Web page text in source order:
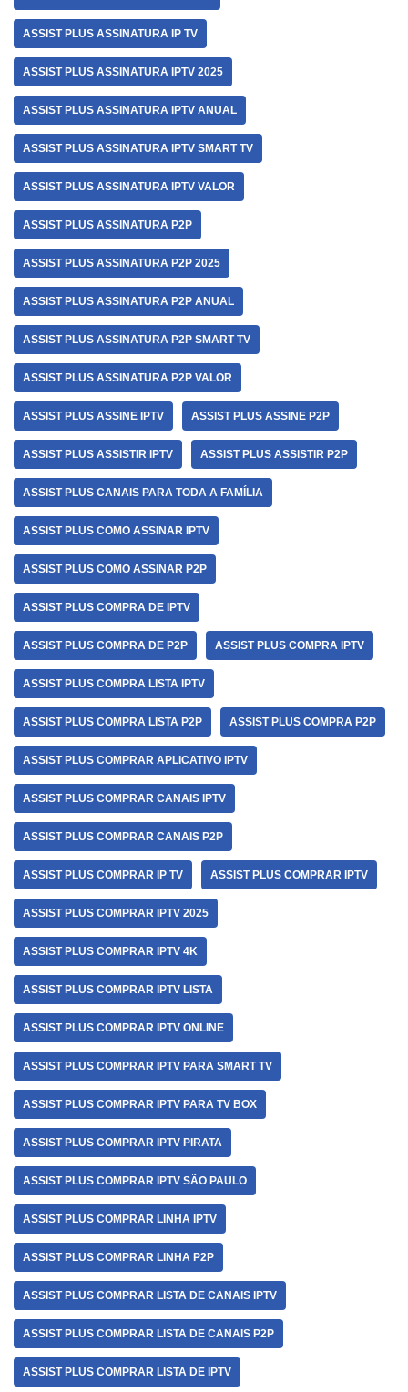
ASSIST PLUS ASSINATURA IP TV
ASSIST PLUS ASSINATURA IPTV 2025
ASSIST PLUS ASSINATURA IPTV ANUAL
ASSIST PLUS ASSINATURA IPTV SMART TV
ASSIST PLUS ASSINATURA IPTV VALOR
ASSIST PLUS ASSINATURA P2P
ASSIST PLUS ASSINATURA P2P 2025
ASSIST PLUS ASSINATURA P2P ANUAL
ASSIST PLUS ASSINATURA P2P SMART TV
ASSIST PLUS ASSINATURA P2P VALOR
ASSIST PLUS ASSINE IPTV ASSIST PLUS ASSINE P2P
ASSIST PLUS ASSISTIR IPTV ASSIST PLUS ASSISTIR P2P
ASSIST PLUS CANAIS PARA TODA A FAMÍLIA
ASSIST PLUS COMO ASSINAR IPTV
ASSIST PLUS COMO ASSINAR P2P
ASSIST PLUS COMPRA DE IPTV
ASSIST PLUS COMPRA DE P2P ASSIST PLUS COMPRA IPTV
ASSIST PLUS COMPRA LISTA IPTV
ASSIST PLUS COMPRA LISTA P2P ASSIST PLUS COMPRA P2P
ASSIST PLUS COMPRAR APLICATIVO IPTV
ASSIST PLUS COMPRAR CANAIS IPTV
ASSIST PLUS COMPRAR CANAIS P2P
ASSIST PLUS COMPRAR IP TV ASSIST PLUS COMPRAR IPTV
ASSIST PLUS COMPRAR IPTV 2025
ASSIST PLUS COMPRAR IPTV 4K
ASSIST PLUS COMPRAR IPTV LISTA
ASSIST PLUS COMPRAR IPTV ONLINE
ASSIST PLUS COMPRAR IPTV PARA SMART TV
ASSIST PLUS COMPRAR IPTV PARA TV BOX
ASSIST PLUS COMPRAR IPTV PIRATA
ASSIST PLUS COMPRAR IPTV SÃO PAULO
ASSIST PLUS COMPRAR LINHA IPTV
ASSIST PLUS COMPRAR LINHA P2P
ASSIST PLUS COMPRAR LISTA DE CANAIS IPTV
ASSIST PLUS COMPRAR LISTA DE CANAIS P2P
ASSIST PLUS COMPRAR LISTA DE IPTV